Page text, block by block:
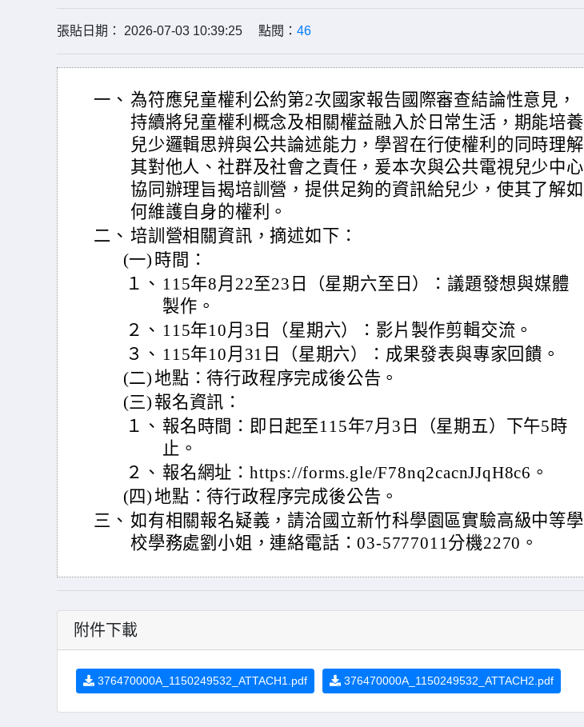
張貼日期： 2026-07-03 10:39:25 點閱： 46
一、 為符應兒童權利公約第2次國家報告國際審查結論性意見，
持續將兒童權利概念及相關權益融入於日常生活，期能培養
兒少邏輯思辨與公共論述能力，學習在行使權利的同時理解
其對他人、社群及社會之責任，爰本次與公共電視兒少中心
協同辦理旨揭培訓營，提供足夠的資訊給兒少，使其了解如
何維護自身的權利。
二、 培訓營相關資訊，摘述如下：
(一) 時間：
１、 115年8月22至23日（星期六至日）：議題發想與媒體
製作。
２、 115年10月3日（星期六）：影片製作剪輯交流。
３、 115年10月31日（星期六）：成果發表與專家回饋。
(二)地點：待行政程序完成後公告。
(三) 報名資訊：
１、 報名時間：即日起至115年7月3日（星期五）下午5時
止。
２、 報名網址：https://forms.gle/F78nq2cacnJJqH8c6。
(四)地點：待行政程序完成後公告。
三、 如有相關報名疑義，請洽國立新竹科學園區實驗高級中等學
校學務處劉小姐，連絡電話：03-5777011分機2270。
附件下載
376470000A_1150249532_ATTACH1.pdf 376470000A_1150249532_ATTACH2.pdf